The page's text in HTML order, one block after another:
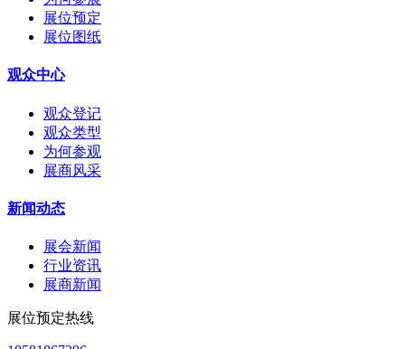
展位预定
展位图纸
观众中心
观众登记
观众类型
为何参观
展商风采
新闻动态
展会新闻
行业资讯
展商新闻
展位预定热线